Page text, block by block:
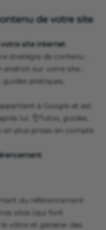
de votre site
site internet
stratégie de contenu :
endroit sur votre site ;
guides pratiques,
à Google et est
lui. 👌Tutos, guides,
en plus prises en compte
du référencement
sites (qui font
vôtre et générer des